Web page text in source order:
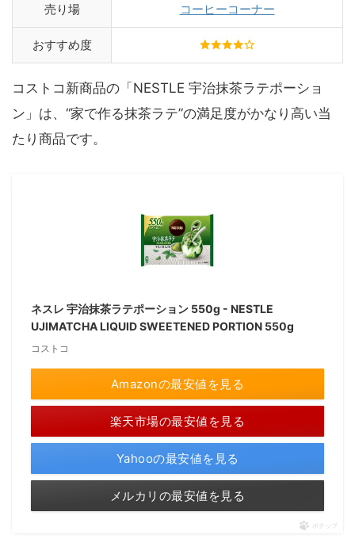
売り場 コーヒーコーナー
おすすめ度
コストコ新商品の「NESTLE 宇治抹茶ラテポーショ
ン」は、“家で作る抹茶ラテ”の満足度がかなり高い当
たり商品です。
ネスレ 宇治抹茶ラテポーション 550g - NESTLE
UJIMATCHA LIQUID SWEETENED PORTION 550g
コストコ
Amazonの最安値を見る
楽天市場の最安値を見る
Yahooの最安値を見る
メルカリの最安値を見る
ポチップ